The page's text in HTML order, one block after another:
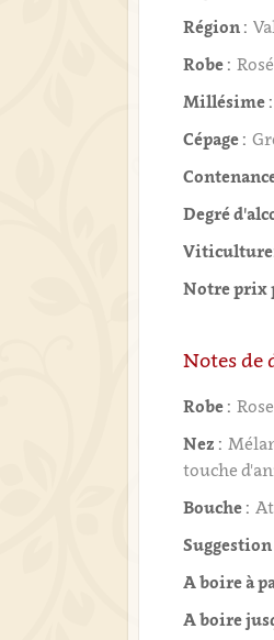
Région :
Robe : Rosé
Millésime :
Cépage :
Degré
Notre prix
Notes de
Robe :
Nez :
touche
Bouche :
Suggestion
A boire à
A boire